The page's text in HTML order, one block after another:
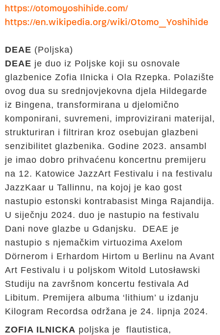
https://otomoyoshihide.com/
https://en.wikipedia.org/wiki/Otomo_Yoshihide
DEAE (Poljska)
DEAE je duo iz Poljske koji su osnovale
glazbenice Zofia Ilnicka i Ola Rzepka. Polazište
ovog dua su srednjovjekovna djela Hildegarde
iz Bingena, transformirana u djelomično
komponirani, suvremeni, improvizirani materijal,
strukturiran i filtriran kroz osebujan glazbeni
senzibilitet glazbenika. Godine 2023. ansambl
je imao dobro prihvaćenu koncertnu premijeru
na 12. Katowice JazzArt Festivalu i na festivalu
JazzKaar u Tallinnu, na kojoj je kao gost
nastupio estonski kontrabasist Minga Rajandija.
U siječnju 2024. duo je nastupio na festivalu
Dani nove glazbe u Gdanjsku. DEAE je
nastupio s njemačkim virtuozima Axelom
Dörnerom i Erhardom Hirtom u Berlinu na Avant
Art Festivalu i u poljskom Witold Lutosławski
Studiju na završnom koncertu festivala Ad
Libitum. Premijera albuma ‘lithium’ u izdanju
Kilogram Recordsa održana je 24. lipnja 2024.
ZOFIA ILNICKA poljska je flautistica,